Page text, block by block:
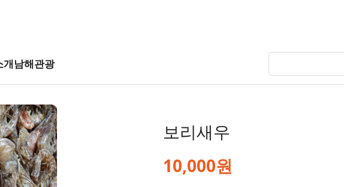
개남해관광
보리새우
10,000원